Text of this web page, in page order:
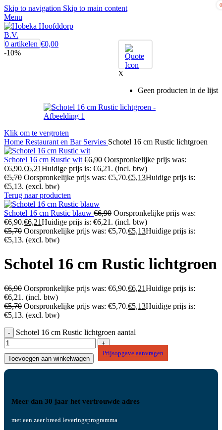
Skip to navigation Skip to main content
Menu
0
X
Geen producten in de lijst
0 artikelen €0,00
-10%
Klik om te vergroten
Home Restaurant en Bar Servies Schotel 16 cm Rustic lichtgroen
Schotel 16 cm Rustic wit €6,90 Oorspronkelijke prijs was:
€6,90.€6,21Huidige prijs is: €6,21. (incl. btw)
€5,70 Oorspronkelijke prijs was: €5,70.€5,13Huidige prijs is:
€5,13. (excl. btw)
Terug naar producten
Schotel 16 cm Rustic blauw €6,90 Oorspronkelijke prijs was:
€6,90.€6,21Huidige prijs is: €6,21. (incl. btw)
€5,70 Oorspronkelijke prijs was: €5,70.€5,13Huidige prijs is:
€5,13. (excl. btw)
Schotel 16 cm Rustic lichtgroen
€6,90 Oorspronkelijke prijs was: €6,90.€6,21Huidige prijs is:
€6,21. (incl. btw)
€5,70 Oorspronkelijke prijs was: €5,70.€5,13Huidige prijs is:
€5,13. (excl. btw)
Schotel 16 cm Rustic lichtgroen aantal
Toevoegen aan winkelwagen
Prijsopgave aanvragen
Meer dan 30 jaar het vertrouwde adres
met een zeer breed leveringsprogramma